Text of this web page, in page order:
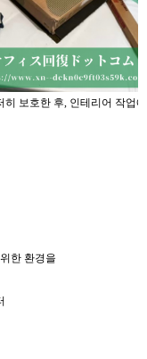
보호한 후, 인테리어 작업
한 환경을